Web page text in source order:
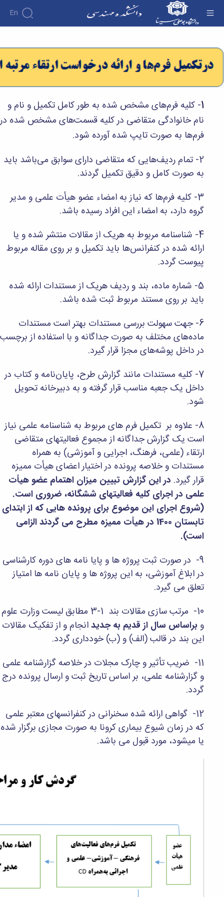
En
دانشکده
درباره
دانشکده
دانشکده
روسای
پیشین
افتخارات
آلبوم
عکس
اطلاعات
تماس
دانشکده
معاونت
آموزشی
پژوهشی
معاونت
تحصیلات
تکمیلی
کمیته
منتخب
هیات
کمیته
ترفیع
شورای
فرهنگی
آموزش
دوره
فرم
ها
و
آئین
نامه
ها
آیین‌نامه‌های
معاونت
آموزشی
تکمیلی
ها
آئین
نامه
سمینارها
پایان
نامه
آیین‌نامه‌های
معاونت
آموزشی
پژوهش
هفته
پژوهش
کارگاه ها
آزمایشگاه
برق
گروه
عمران
گروه
مکانیک
گروه
گروه
صنایع
گروه
کامپیوتر
پژوهش
های
مهندسی
در
سیستم
تولید
Journal
of
Stress
Analysis
دفتر
صنعت
کارآموزی
مراکز
مرتبط
بنیاد
ملی
نخبگان
شرکت
های
دانش
بنیان
آئین
فرآیندها
آئین
نامه
های
پژوهشی
فرم
های
افراد
اساتید
اساتید
دانشکده
اساتید
بازنشسته
کارکنان
مهندسی
گروه
گروه
های
آموزشی
برق
مهندسی
مواد
عمران
مهندسی
مهندسی
مکانیک
مهندسی
کامپیوتر
مهندسی
1- کلیه فرم‌های مشخص شده به طور کامل تکمیل و نام و
نام خانوادگی متقاضی در کلیه قسمت‌های مشخص شده در
فرم‌ها به صورت تایپ شده آورده شود.
2- تمام ردیف‌هایی که متقاضی دارای سوابق می‌باشد باید
به صورت کامل و دقیق تکمیل گردند.
3- کلیه فرم‌ها که نیاز به امضاء عضو هیأت علمی و مدیر
گروه دارد، به امضاء این افراد رسیده باشد.
4- شناسنامه مربوط به هریک از مقالات منتشر شده و یا
ارائه شده در کنفرانس‌ها باید تکمیل و بر روی مقاله مربوط
پیوست گردد.
5- شماره ماده، بند و ردیف هریک از مستندات ارائه شده
باید بر روی مستند مربوط ثبت شده باشد.
6- جهت سهولت بررسی مستندات بهتر است مستندات
ماده‌های مختلف به صورت جداگانه و با استفاده از برچسب
در داخل پوشه‌های مجزا قرار گیرد.
7- کلیه مستندات مانند گزارش طرح، پایان‌نامه و کتاب در
داخل یک جعبه مناسب قرار گرفته و به دبیرخانه تحویل
شود.
8- علاوه بر تکمیل فرم های مربوط به شناسنامه علمی نیاز
است یک گزارش جداگانه از مجموع فعالیتهای متقاضی
ارتقاء (علمی، فرهنگ، اجرایی و آموزشی) به همراه
مستندات و خلاصه پرونده در اختیار اعضای هیأت ممیزه
قرار گیرد. در این گزارش تبیین میزان اهتمام عضو هیأت
علمی در اجرای کلیه فعالیتهای ششگانه، ضروری است.
(شروع اجرای این موضوع برای پرونده هایی که از ابتدای
تابستان 1400 در هیأت ممیزه مطرح می گردند الزامی
است).
9- در صورت ثبت پروژه ها و پایا نامه های دوره کارشناسی
در ابلاغ آموزشی، به این پروژه ها و پایان نامه ها امتیاز
تعلق می گیرد.
10- مرتب سازی مقالات بند 1-3 مطابق لیست وزارت علوم
و براساس سال از قدیم به جدیدانجام و از تفکیک مقالات
این بند در قالب (الف) و (ب) خودداری گردد.
11- ضریب تأثیر و چارک مجلات در خلاصه گزارشنامه علمی
و گزارشنامه علمی، بر اساس تاریخ ثبت و ارسال پرونده درج
گردد.
12- گواهی ارائه شده سخنرانی در کنفرانسهای معتبر علمی
که در زمان شیوع بیماری کرونا به صورت مجازی برگزار شده
یا میشود، مورد قبول می باشد.